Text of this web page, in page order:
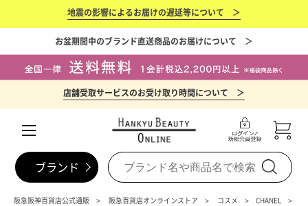
地震の影響によるお届けの遅延等について ＞
お盆期間中のブランド直送商品のお届けについて ＞
店舗受取サービスのお受け取り時間について ＞
ブランド
阪急阪神百貨店公式通販 阪急百貨店オンラインストア コスメ CHANEL